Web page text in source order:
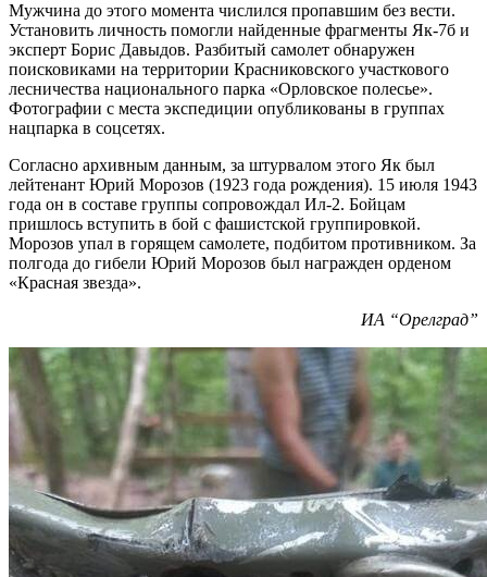
Мужчина до этого момента числился пропавшим без вести.
Установить личность помогли найденные фрагменты Як-7б и
эксперт Борис Давыдов. Разбитый самолет обнаружен
поисковиками на территории Красниковского участкового
лесничества национального парка «Орловское полесье».
Фотографии с места экспедиции опубликованы в группах
нацпарка в соцсетях.
Согласно архивным данным, за штурвалом этого Як был
лейтенант Юрий Морозов (1923 года рождения). 15 июля 1943
года он в составе группы сопровождал Ил-2. Бойцам
пришлось вступить в бой с фашистской группировкой.
Морозов упал в горящем самолете, подбитом противником. За
полгода до гибели Юрий Морозов был награжден орденом
«Красная звезда».
ИА “Орелград”